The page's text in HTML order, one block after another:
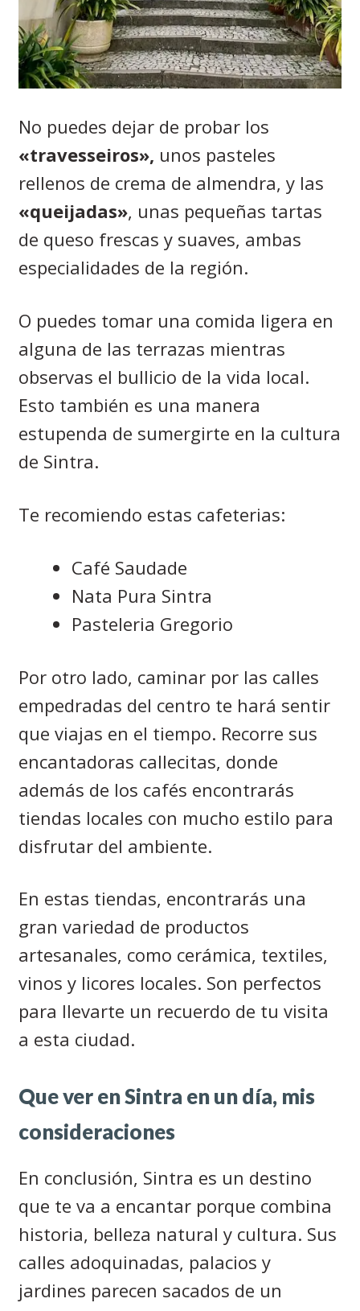
No puedes dejar de probar los
«travesseiros», unos pasteles
rellenos de crema de almendra, y las
«queijadas», unas pequeñas tartas
de queso frescas y suaves, ambas
especialidades de la región.
O puedes tomar una comida ligera en
alguna de las terrazas mientras
observas el bullicio de la vida local.
Esto también es una manera
estupenda de sumergirte en la cultura
de Sintra.
Te recomiendo estas cafeterias:
Café Saudade
Nata Pura Sintra
Pasteleria Gregorio
Por otro lado, caminar por las calles
empedradas del centro te hará sentir
que viajas en el tiempo. Recorre sus
encantadoras callecitas, donde
además de los cafés encontrarás
tiendas locales con mucho estilo para
disfrutar del ambiente.
En estas tiendas, encontrarás una
gran variedad de productos
artesanales, como cerámica, textiles,
vinos y licores locales. Son perfectos
para llevarte un recuerdo de tu visita
a esta ciudad.
Que ver en Sintra en un día, mis
consideraciones
En conclusión, Sintra es un destino
que te va a encantar porque combina
historia, belleza natural y cultura. Sus
calles adoquinadas, palacios y
jardines parecen sacados de un